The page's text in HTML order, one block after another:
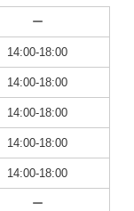
ー
14:00-18:00
14:00-18:00
14:00-18:00
14:00-18:00
14:00-18:00
ー